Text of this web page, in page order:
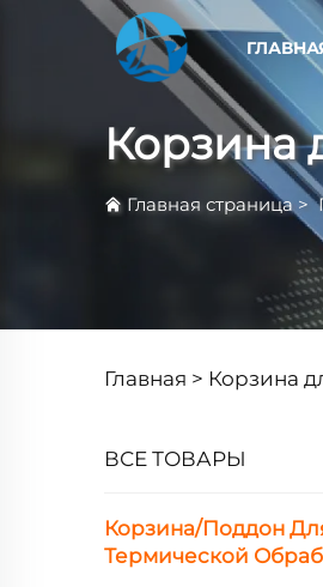
Корзина
Главная страница >
Главная > Корзина
ВСЕ ТОВАРЫ
Корзина/Поддон
Термической